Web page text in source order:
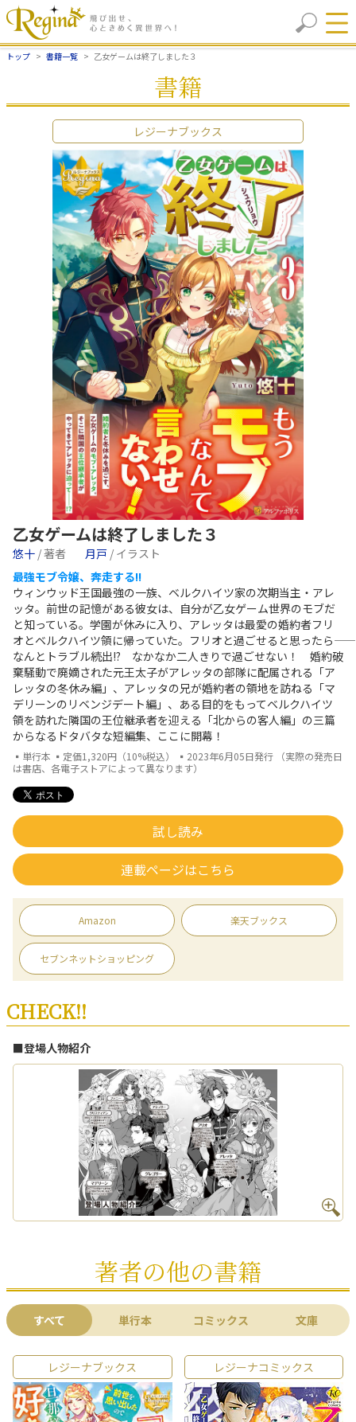
トップ 書籍一覧 乙女ゲームは終了しました３
書籍
レジーナブックス
乙女ゲームは終了しました３
悠十 / 著者 月戸 / イラスト
最強モブ令嬢、奔走する!!
ウィンウッド王国最強の一族、ベルクハイツ家の次期当主・アレ
ッタ。前世の記憶がある彼女は、自分が乙女ゲーム世界のモブだ
と知っている。学園が休みに入り、アレッタは最愛の婚約者フリ
オとベルクハイツ領に帰っていた。フリオと過ごせると思ったら――
なんとトラブル続出!? なかなか二人きりで過ごせない！ 婚約破
棄騒動で廃嫡された元王太子がアレッタの部隊に配属される「ア
レッタの冬休み編」、アレッタの兄が婚約者の領地を訪ねる「マ
デリーンのリベンジデート編」、ある目的をもってベルクハイツ
領を訪れた隣国の王位継承者を迎える「北からの客人編」の三篇
からなるドタバタな短編集、ここに開幕！
▪単行本 ▪定価1,320円（10%税込） ▪2023年6月05日発行 （実際の発売日
は書店、各電子ストアによって異なります）
試し読み
連載ページはこちら
Amazon 楽天ブックス
セブンネットショッピング
CHECK!!
■登場人物紹介
著者の他の書籍
すべて 単行本 コミックス 文庫
レジーナブックス レジーナコミックス